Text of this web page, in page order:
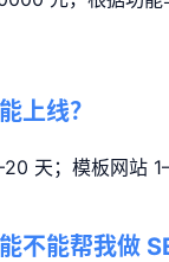
上线？
天；模板网站
不能帮我做